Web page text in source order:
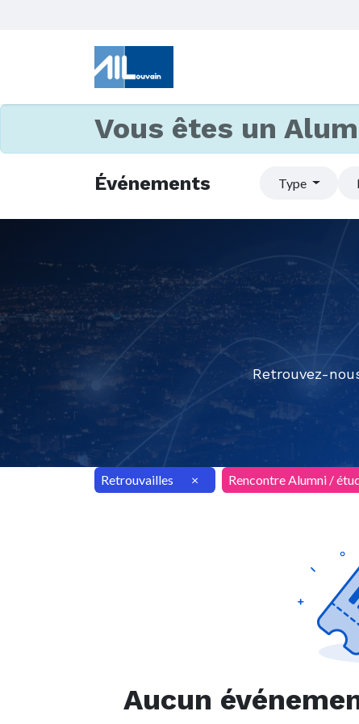
Vous êtes un
Événements Type
Retrouvez-
Retrouvailles × Rencontre Alumni /
Aucun